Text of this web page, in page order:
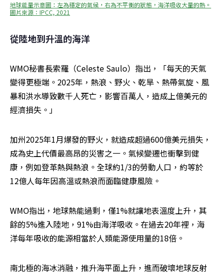
地球能量示意圖：左為穩定的氣候，右為不平衡的狀態，海洋吸收大量的熱。
圖片來源：IPCC, 2021
從陸地到升溫的海洋
WMO秘書長索羅（Celeste Saulo）指出，「每天的天氣
變得更極端。2025年，熱浪、野火、乾旱、熱帶氣旋、風
暴和洪水導致數千人死亡，影響百萬人，造成上億美元的
經濟損失。」
加州2025年1月爆發的野火，就造成超過600億美元損失，
成為史上代價最高昂的災害之一。氣候變遷也衝擊到健
康，例如登革熱與熱浪。全球約1/3的勞動人口，約等於
12億人每年因高溫或熱浪而面臨健康風險。
WMO指出，地球熱能過剩，僅1%就讓地表溫度上升，其
餘的5%進入陸地，91%由海洋吸收。在過去20年裡，海
洋每年吸收的能源相當於人類能源使用量的18倍。
南北極的海冰消融，推升海平面上升，進而破壞地球反射